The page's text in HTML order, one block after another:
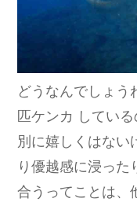
どうなんでしょ
匹ケンカ している
別に嬉しくはない
り優越感に浸っ
合うってことは、